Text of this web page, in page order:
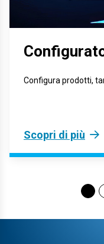
Configura prodotti,
Scopri di più